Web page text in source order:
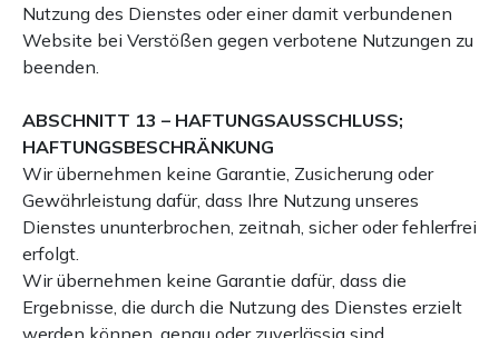
Nutzung des Dienstes oder einer damit verbundenen
Website bei Verstößen gegen verbotene Nutzungen zu
beenden.
ABSCHNITT 13 – HAFTUNGSAUSSCHLUSS;
HAFTUNGSBESCHRÄNKUNG
Wir übernehmen keine Garantie, Zusicherung oder
Gewährleistung dafür, dass Ihre Nutzung unseres
Dienstes ununterbrochen, zeitnah, sicher oder fehlerfrei
erfolgt.
Wir übernehmen keine Garantie dafür, dass die
Ergebnisse, die durch die Nutzung des Dienstes erzielt